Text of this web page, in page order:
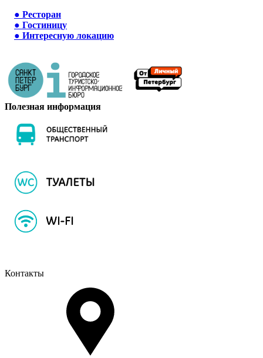
● Ресторан
● Гостиницу
● Интересную локацию
Полезная информация
Контакты